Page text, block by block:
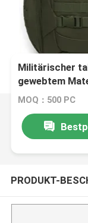
Militärischer
gewebtem
MOQ：500 PC
PRODUKT-